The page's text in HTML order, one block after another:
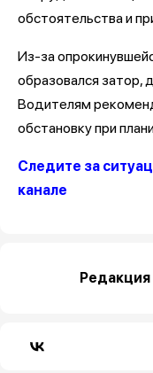
обстоятельства и
Из-за
образовался затор,
Водителям
обстановку при
Следите за
канале
Редакция